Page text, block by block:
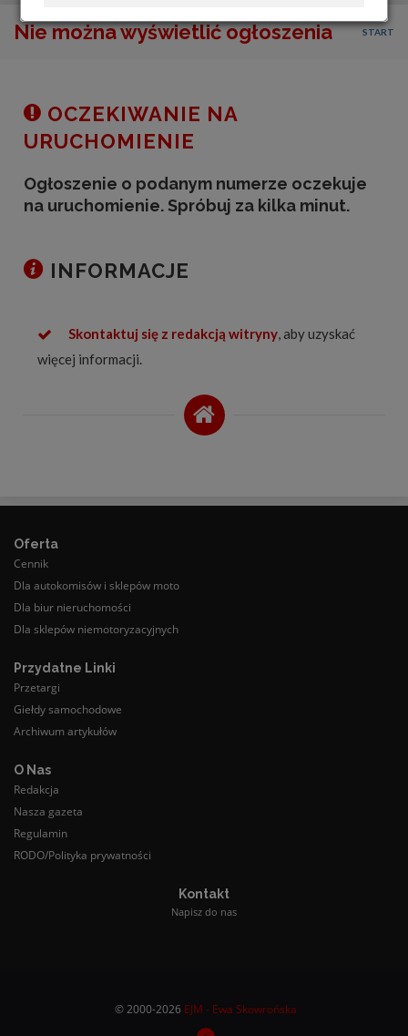
OGŁOSZENIA
Nie można wyświetlić ogłoszenia START
OCZEKIWANIE NA
URUCHOMIENIE
Ogłoszenie o podanym numerze oczekuje
na uruchomienie. Spróbuj za kilka minut.
INFORMACJE
Skontaktuj się z redakcją witryny, aby uzyskać
więcej informacji.
Oferta
Cennik
Dla autokomisów i sklepów moto
Dla biur nieruchomości
Dla sklepów niemotoryzacyjnych
Przydatne Linki
Przetargi
Giełdy samochodowe
Archiwum artykułów
O Nas
Redakcja
Nasza gazeta
Regulamin
RODO/Polityka prywatności
Kontakt
Napisz do nas
© 2000-2026 EJM - Ewa Skowrońska